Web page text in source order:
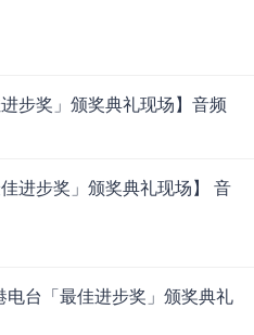
步奖」颁奖典礼现场】音频
进步奖」颁奖典礼现场】 音
电台「最佳进步奖」颁奖典礼